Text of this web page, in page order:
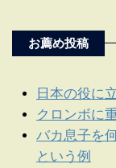
お薦め投稿
日本の役に
クロンボに
バカ息子を
という例